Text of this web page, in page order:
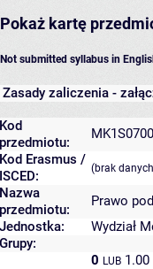
Pokaż kartę
Not submitted syllabus in
Zasady zaliczenia -
Kod
przedmiotu:
Kod Erasmus /
ISCED:
(brak
Nazwa
przedmiotu:
Prawo
Jednostka:
Wydział
Grupy:
0 LUB